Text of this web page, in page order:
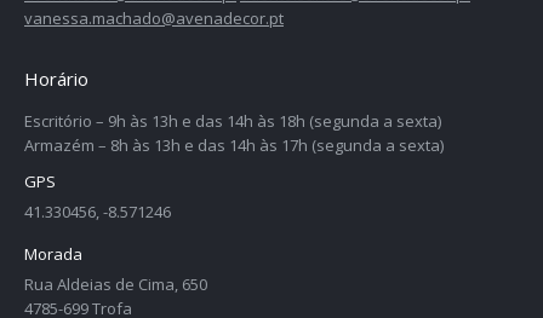
vanessa.machado@avenadecor.pt
Horário
Escritório – 9h às 13h e das 14h às 18h (segunda a sexta)
Armazém – 8h às 13h e das 14h às 17h (segunda a sexta)
GPS
41.330456, -8.571246
Morada
Rua Aldeias de Cima, 650
4785-699 Trofa